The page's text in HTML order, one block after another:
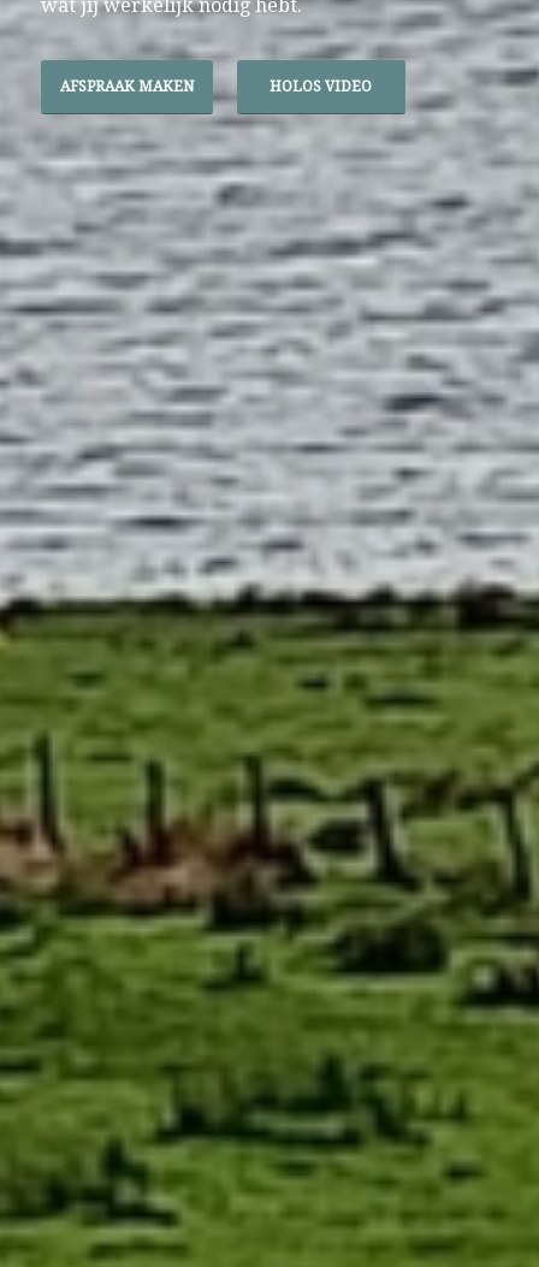
wat jij werkelijk nodig hebt.
AFSPRAAK MAKEN HOLOS VIDEO